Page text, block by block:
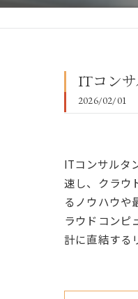
ITコン
2026/02/01
ITコンサルタ
速し、クラウ
るノウハウや
ラウドコンピ
計に直結する